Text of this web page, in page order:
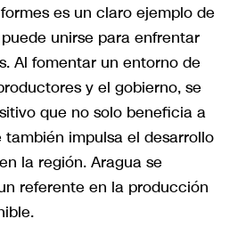
es un claro ejemplo de
unirse para enfrentar
Al fomentar un entorno de
y el gobierno, se
que no solo beneficia a
también impulsa el desarrollo
la región. Aragua se
referente en la producción